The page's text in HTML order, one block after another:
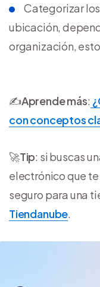
Categorizar
ubicación,
organización,
✍️Aprende más:
con conceptos
🚀Tip: si buscas
electrónico que
seguro para una
Tiendanube.